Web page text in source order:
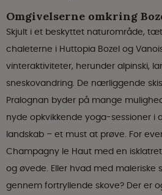
Omgivelserne omkring
Skjult i et beskyttet naturområde,
chaleterne i Huttopia Bozel og
vinteraktiviteter, herunder alpinski,
sneskovandring. De nærliggende
Pralognan byder på mange
nyde opkvikkende yoga-sessioner i
landskab – et must at prøve. For
Champagny le Haut med en
og øvede. Eller hvad med maleriske
gennem fortryllende skove? Der er